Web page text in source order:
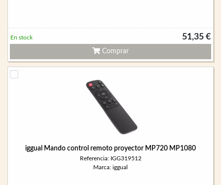
51,35 €
En stock
Comprar
iggual Mando control remoto proyector MP720 MP1080
Referencia: IGG319512
Marca: iggual